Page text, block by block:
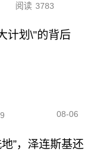
阅读 3783
计划\"的背后
08-06
”，泽连斯基还